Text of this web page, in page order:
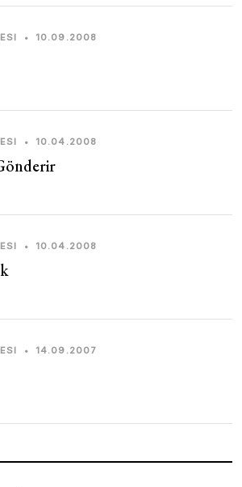
• 10.09.2008
• 10.04.2008
• 10.04.2008
• 14.09.2007